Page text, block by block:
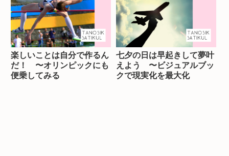
楽しいことは自分で作るん
だ！ 〜オリンピックにも
便乗してみる
七夕の日は早起きして夢叶
えよう 〜ビジュアルブッ
クで現実化を最大化